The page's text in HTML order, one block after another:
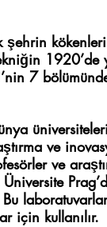
1920’de
7
ve
ve
için kullanılır.